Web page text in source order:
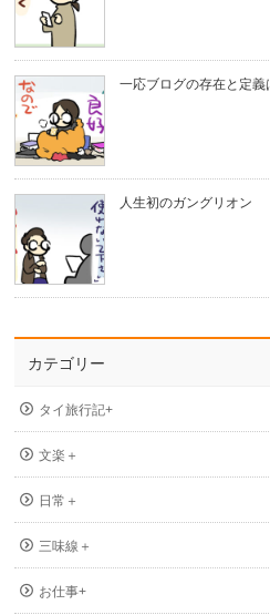
一応ブログの存在と定
人生初のガングリオン
カテゴリー
タイ旅行記+
文楽＋
日常＋
三味線＋
お仕事+